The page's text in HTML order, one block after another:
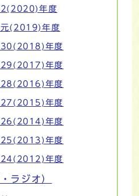
年度
(2019)年度
年度
年度
年度
年度
年度
年度
年度
ラジオ）